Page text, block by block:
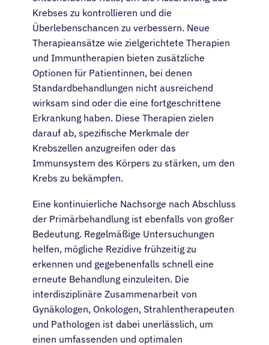
Krebses zu kontrollieren und die
Überlebenschancen zu verbessern. Neue
Therapieansätze wie zielgerichtete Therapien
und Immuntherapien bieten zusätzliche
Optionen für Patientinnen, bei denen
Standardbehandlungen nicht ausreichend
wirksam sind oder die eine fortgeschrittene
Erkrankung haben. Diese Therapien zielen
darauf ab, spezifische Merkmale der
Krebszellen anzugreifen oder das
Immunsystem des Körpers zu stärken, um den
Krebs zu bekämpfen.
Eine kontinuierliche Nachsorge nach Abschluss
der Primärbehandlung ist ebenfalls von großer
Bedeutung. Regelmäßige Untersuchungen
helfen, mögliche Rezidive frühzeitig zu
erkennen und gegebenenfalls schnell eine
erneute Behandlung einzuleiten. Die
interdisziplinäre Zusammenarbeit von
Gynäkologen, Onkologen, Strahlentherapeuten
und Pathologen ist dabei unerlässlich, um
einen umfassenden und optimalen